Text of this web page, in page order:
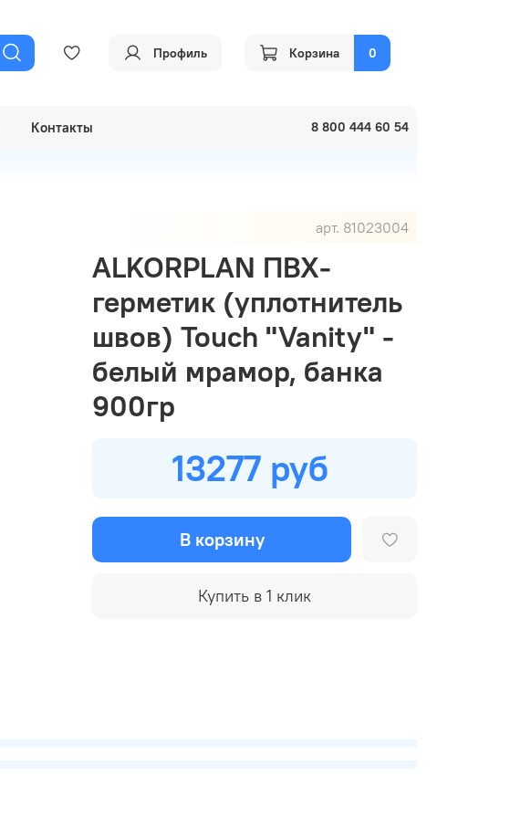
Профиль Корзина 0
Контакты 8 800 444 60 54
арт. 81023004
ALKORPLAN ПВХ-
герметик (уплотнитель
швов) Touch "Vanity" -
белый мрамор, банка
900гр
13277 руб
В корзину
Купить в 1 клик